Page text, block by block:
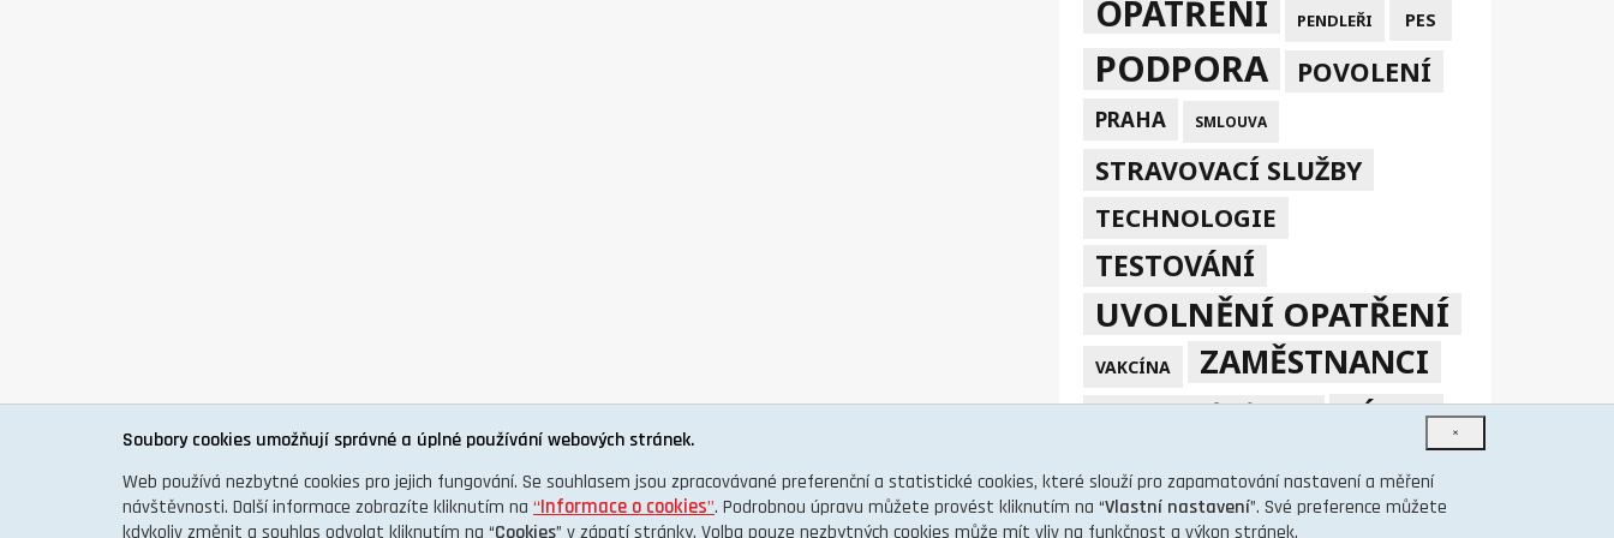
OPATŘENÍ PENDLEŘI PES
PODPORA POVOLENÍ
PRAHA SMLOUVA
STRAVOVACÍ SLUŽBY
TECHNOLOGIE
TESTOVÁNÍ
UVOLNĚNÍ OPATŘENÍ
VAKCÍNA ZAMĚSTNANCI
ZÁKAZ
ZÁLOHY NA SP A ZP ČMZRB
×
Soubory cookies umožňují správné a úplné používání webových stránek.
Web používá nezbytné cookies pro jejich fungování. Se souhlasem jsou zpracovávané preferenční a statistické cookies, které slouží pro zapamatování nastavení a měření
návštěvnosti. Další informace zobrazíte kliknutím na “Informace o cookies”. Podrobnou úpravu můžete provést kliknutím na “Vlastní nastavení”. Své preference můžete
kdykoliv změnit a souhlas odvolat kliknutím na “Cookies” v zápatí stránky. Volba pouze nezbytných cookies může mít vliv na funkčnost a výkon stránek.